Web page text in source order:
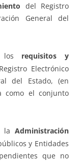
del Registro
General del
los requisitos y
Electrónico
del Estado, (en
como el conjunto
la Administración
y Entidades
que no